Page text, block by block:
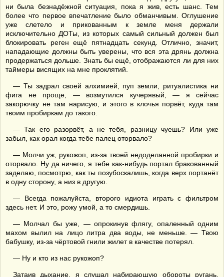
ни была безнадёжной ситуация, пока я жив, есть шанс. Тем
более что первое впечатление было обманчивым. Оглушение
уже слетело и прикованным к земле меня держали
исключительно ДОТы, из которых самый сильный должен был
блокировать реген ещё пятнадцать секунд. Отлично, значит,
нападающие должны быть уверены, что вся эта дрянь должна
продержаться дольше. Знать бы ещё, отображаются ли для них
таймеры висящих на мне проклятий.
— Ты задрал своей алхимией, пуп земли, ритуалистика ни
фига не проще, — возмутился кучерявый, — я сейчас
закорючку не там нарисую, и этого в клочья порвёт, куда там
твоим пробиркам до такого.
— Так его разорвёт, а не тебя, разницу чуешь? Или уже
забыл, как орал когда тебе палец оторвало?
— Молчи уж, рукожоп, из-за твоей недоделанной пробирки и
оторвало. Ну да ничего, я тебе как-нибудь портал бракованный
заделаю, посмотрю, как ты позубоскалишь, когда верх портанёт
в одну сторону, а низ в другую.
— Всегда пожалуйста, второго идиота играть с фильтром
здесь нет. И это, рожу умой, а то смердишь.
— Молчал бы уже, — опрокинув флягу, опаленный одним
махом вылил на лицо литра два воды, не меньше. — Твою
бабушку, из-за чёртовой гнили жилет в качестве потерял.
— Ну и кто из нас рукожоп?
Затаив дыхание, я слушал набирающую обороты ругань,